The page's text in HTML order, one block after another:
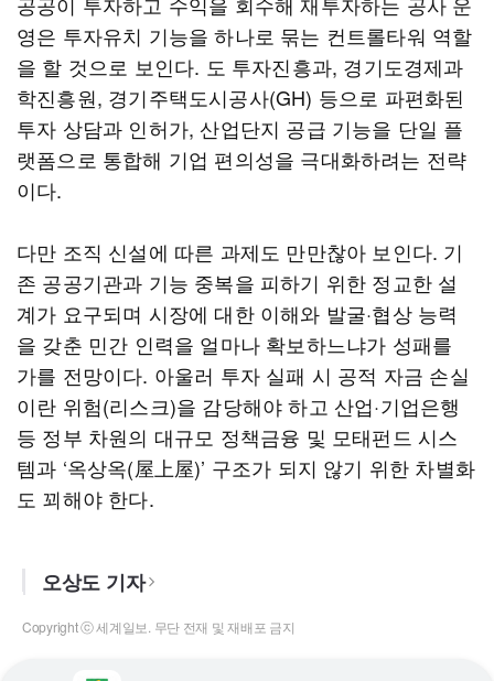
영은 투자유치 기능을 하나로 묶는 컨트롤타워 역할
을 할 것으로 보인다. 도 투자진흥과, 경기도경제과
학진흥원, 경기주택도시공사(GH) 등으로 파편화된
투자 상담과 인허가, 산업단지 공급 기능을 단일 플
랫폼으로 통합해 기업 편의성을 극대화하려는 전략
이다.
다만 조직 신설에 따른 과제도 만만찮아 보인다. 기
존 공공기관과 기능 중복을 피하기 위한 정교한 설
계가 요구되며 시장에 대한 이해와 발굴·협상 능력
을 갖춘 민간 인력을 얼마나 확보하느냐가 성패를
가를 전망이다. 아울러 투자 실패 시 공적 자금 손실
이란 위험(리스크)을 감당해야 하고 산업·기업은행
등 정부 차원의 대규모 정책금융 및 모태펀드 시스
템과 ‘옥상옥(屋上屋)’ 구조가 되지 않기 위한 차별화
도 꾀해야 한다.
오상도 기자
Copyright ⓒ 세계일보. 무단 전재 및 재배포 금지